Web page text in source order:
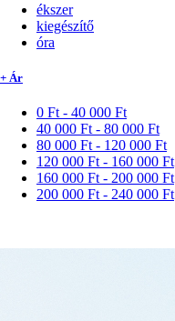
ékszer
kiegészítő
óra
+ Ár
0 Ft - 40 000 Ft
40 000 Ft - 80 000 Ft
80 000 Ft - 120 000 Ft
120 000 Ft - 160 000 Ft
160 000 Ft - 200 000 Ft
200 000 Ft - 240 000 Ft